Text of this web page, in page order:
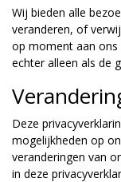
Wij bieden alle
veranderen, of
op moment aan ons
echter alleen als de
Deze
mogelijkheden op
veranderingen van
in deze